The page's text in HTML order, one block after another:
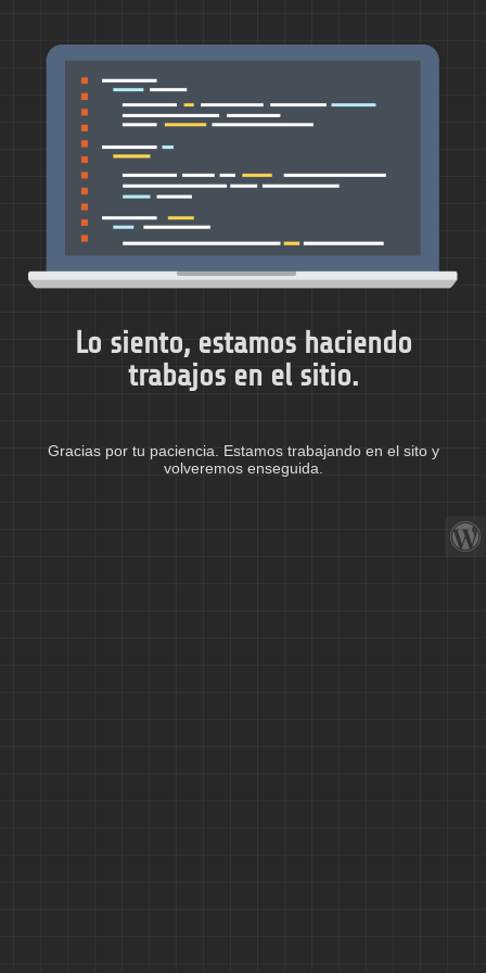
Lo siento, estamos haciendo
trabajos en el sitio.
Gracias por tu paciencia. Estamos trabajando en el sito y
volveremos enseguida.